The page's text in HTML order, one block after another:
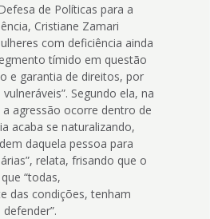
de Políticas para a
Cristiane Zamari
com deficiência ainda
tímido em questão
e garantia de direitos, por
Segundo ela, na
agressão ocorre dentro de
acaba se naturalizando,
daquela pessoa para
relata, frisando que o
“todas,
das condições, tenham